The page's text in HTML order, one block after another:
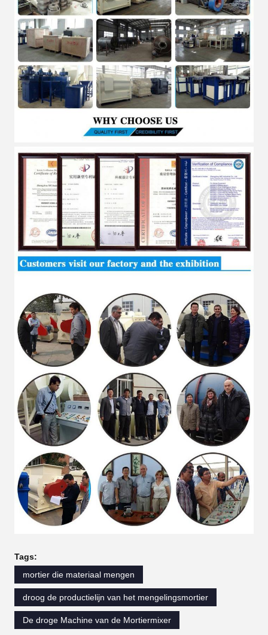
Tags:
mortier die materiaal mengen
droog de productielijn van het mengelingsmortier
De droge Machine van de Mortiermixer